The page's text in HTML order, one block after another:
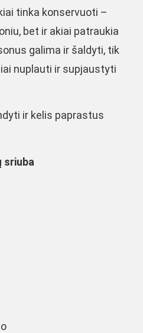
tinka konservuoti –
bet ir akiai patraukia
galima ir šaldyti, tik
nuplauti ir supjaustyti
ir kelis paprastus
sriuba